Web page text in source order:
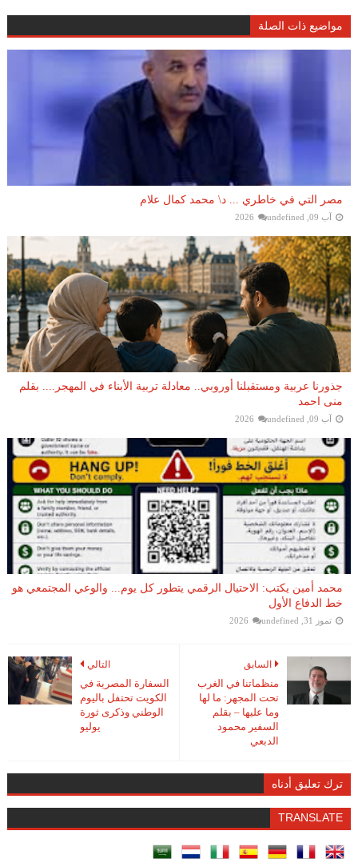
مواضيع ذات الصلة
مصر التي في خاطري ... د\ محمد كمال علام
آب 09, 2026 undefined
جذورنا عربية ومستقبلنا أوروبي.. معادلة تربية الأبناء في المهجر.... بقلم
منى احمد
آب 09, 2026 undefined
محمد أمين يكتب: الاحتيال الرقمي يتطور كل يوم... والوعي المجتمعي هو
خط الدفاع الأول
تموز 31, 2026 undefined
التالي
السفارة المصرية في
الكويت تحتفل باليوم
الوطني وذكرى ثورة
يوليو
السابق
منظماتنا في الغرب
تحت المجهر: ما لها
وما عليها – بقلم
السفير محمود
الدبعي
ترك تعليق أدناه
TRANSLATE